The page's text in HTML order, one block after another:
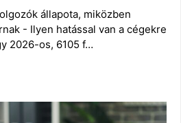
állapota, miközben
- Ilyen hatással van a cégekre
2026-os, 6105 f…